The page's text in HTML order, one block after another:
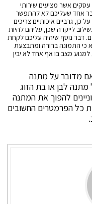
אשר מציעים שירותי
דבר אחד שעליכם לא להתפשר
כן, גרביים איכותיים צריכים
לייקרה שכן, עליהם להיות
דבר נוסף שיהיה עליכם לקחת
כי התמונה ברורה ומתבצעת
מצב בו אף אחד לא יבין
אם מדובר על מתנה
לבן או בת הזוג
להפוך את המתנה
כל הפרמטרים החשובים